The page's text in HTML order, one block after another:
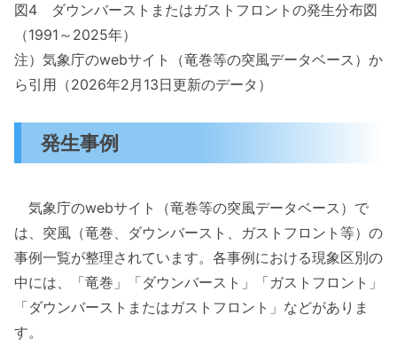
図4 ダウンバーストまたはガストフロントの発生分布図
（1991～2025年）
注）気象庁のwebサイト（竜巻等の突風データベース）か
ら引用（2026年2月13日更新のデータ）
発生事例
気象庁のwebサイト（竜巻等の突風データベース）で
は、突風（竜巻、ダウンバースト、ガストフロント等）の
事例一覧が整理されています。各事例における現象区別の
中には、「竜巻」「ダウンバースト」「ガストフロント」
「ダウンバーストまたはガストフロント」などがありま
す。